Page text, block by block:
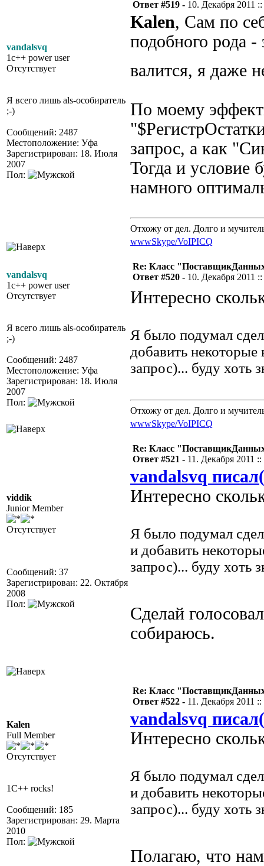
vandalsvq
1c++ power user
Отсутствует
Я всего лишь als-особиратель
;-)
Сообщений: 2487
Местоположение: Уфа
Зарегистрирован: 18. Июля
2007
Пол:
Ответ #519 - 10. Декабря 2011
Kalen, Сам по
подобного рода
валится, я даже
По моему
запрос, а как
Тогда и условие
намного
Отхожу от дел. Долго и
wwwSkype/VoIPICQ
vandalsvq
1c++ power user
Отсутствует
Я всего лишь als-особиратель
;-)
Сообщений: 2487
Местоположение: Уфа
Зарегистрирован: 18. Июля
2007
Пол:
Re: Класс
Ответ #520 - 10. Декабря 2011
Интересно
Я было подумал
добавить некоторые
запрос)... буду хоть
Отхожу от дел. Долго и
wwwSkype/VoIPICQ
viddik
Junior Member
Отсутствует
Сообщений: 37
Зарегистрирован: 22. Октября
2008
Пол:
Re: Класс
Ответ #521 - 11. Декабря 2011
vandalsvq
Интересно
Я было подумал
и добавить
запрос)... буду хоть
Сделай
собираюсь.
Kalen
Full Member
Отсутствует
1C++ rocks!
Сообщений: 185
Зарегистрирован: 29. Марта
2010
Пол:
Re: Класс
Ответ #522 - 11. Декабря 2011
vandalsvq
Интересно
Я было подумал
и добавить
запрос)... буду хоть
Полагаю, что